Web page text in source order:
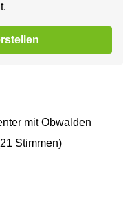
mit Obwalden
Stimmen)